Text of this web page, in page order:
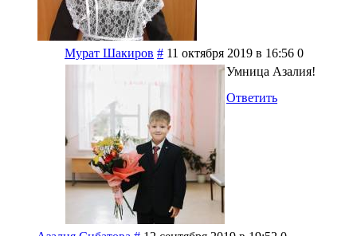
Мурат Шакиров # 11 октября 2019 в 16:56 0
Умница Азалия!
Ответить